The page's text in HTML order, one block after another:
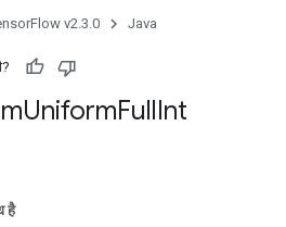
v2.3.0 Java
UniformFullInt
है